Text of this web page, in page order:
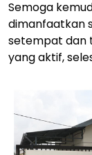
Semoga
dimanfaatkan
setempat dan
yang aktif,